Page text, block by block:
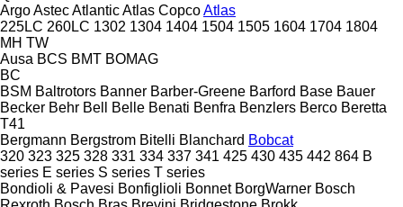
ArgoAstecAtlanticAtlas CopcoAtlas
225LC 260LC 1302 1304 1404 1504 1505 1604 1704 1804
MH TW
Ausa BCS BMT BOMAG
BC
BSM Baltrotors Banner Barber-Greene Barford Base Bauer
Becker Behr Bell Belle Benati Benfra Benzlers Berco Beretta
T41
Bergmann Bergstrom Bitelli Blanchard Bobcat
320 323 325 328 331 334 337 341 425 430 435 442 864 B
series E series S series T series
Bondioli & Pavesi Bonfiglioli Bonnet BorgWarner Bosch